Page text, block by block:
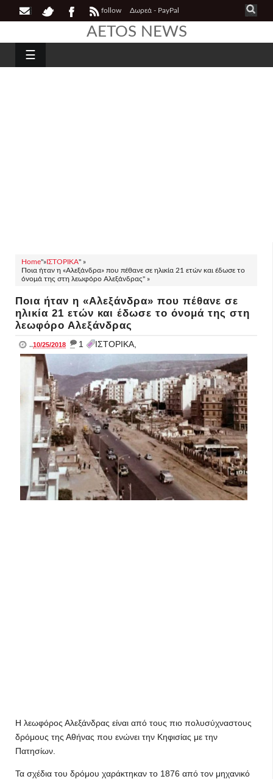
follow Δωρεά - PayPal
AETOS NEWS
☰
Home"»ΙΣΤΟΡΙΚΑ" »
Ποια ήταν η «Αλεξάνδρα» που πέθανε σε ηλικία 21 ετών και έδωσε το
όνομά της στη λεωφόρο Αλεξάνδρας" »
Ποια ήταν η «Αλεξάνδρα» που πέθανε σε
ηλικία 21 ετών και έδωσε το όνομά της στη
λεωφόρο Αλεξάνδρας
..10/25/2018 _ 1 ΙΣΤΟΡΙΚΑ,
Η λεωφόρος Αλεξάνδρας είναι από τους πιο πολυσύχναστους
δρόμους της Αθήνας που ενώνει την Κηφισίας με την
Πατησίων.
Τα σχέδια του δρόμου χαράκτηκαν το 1876 από τον μηχανικό